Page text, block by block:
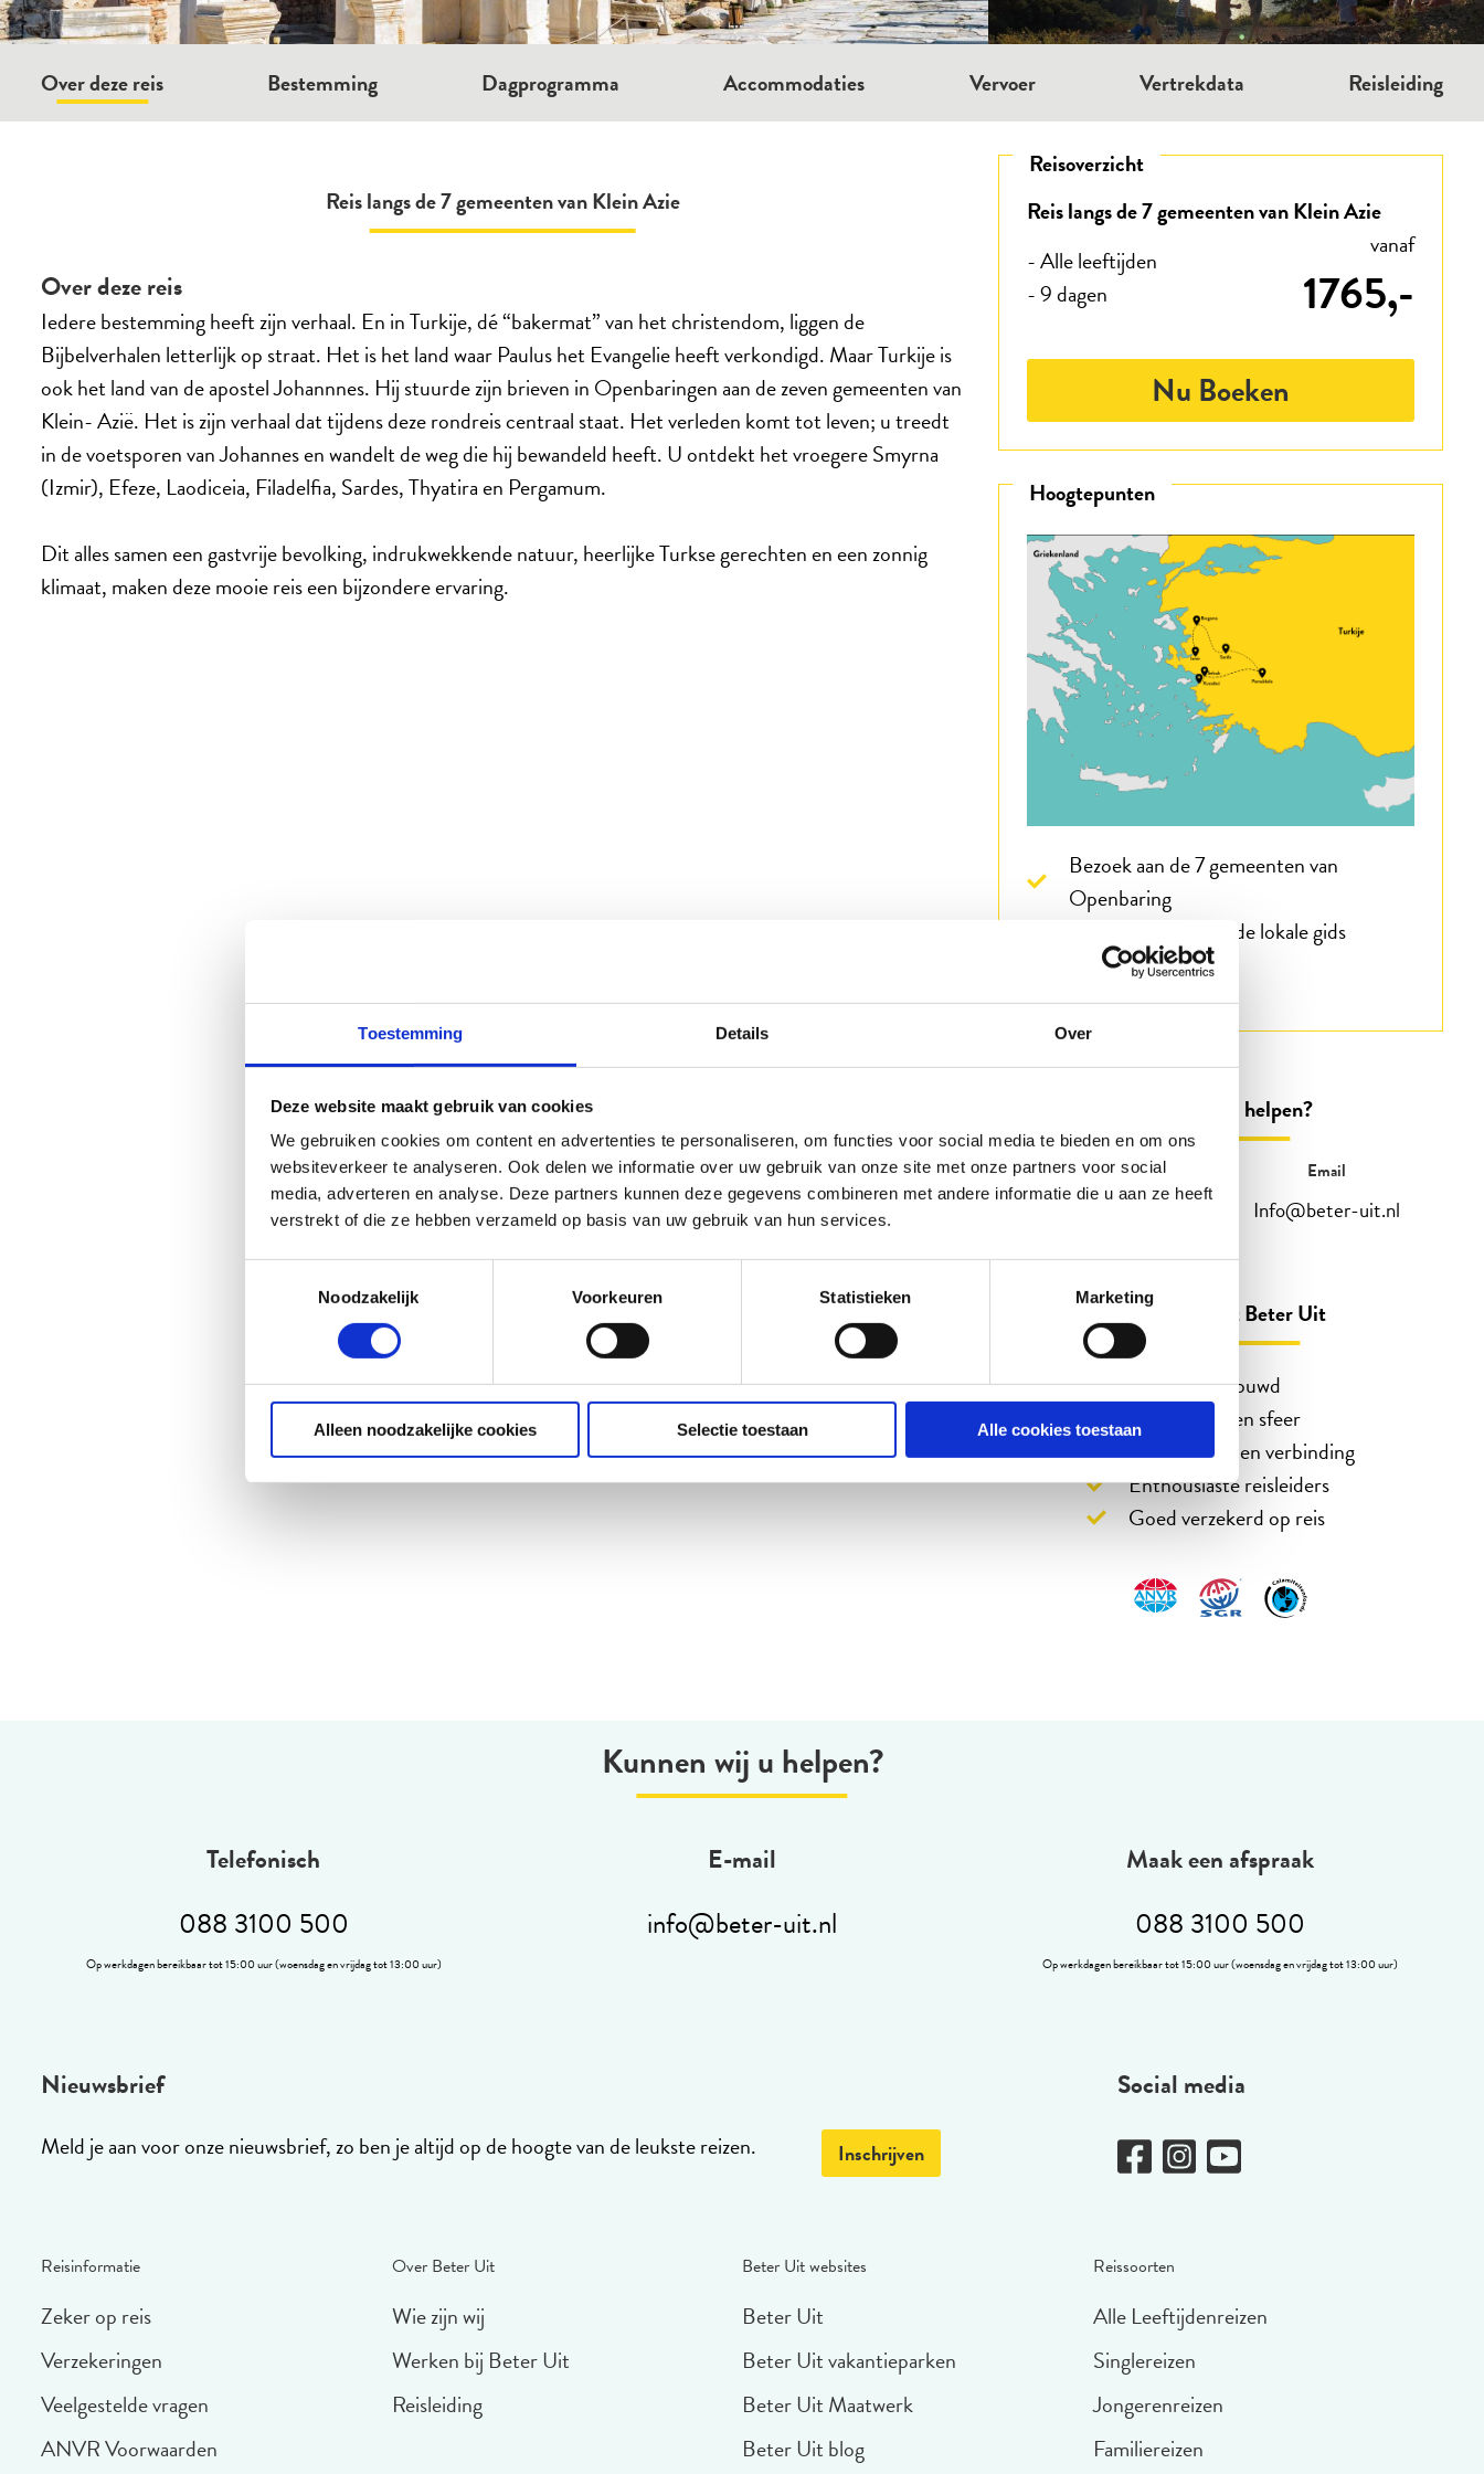
Toestemming Details Over
Deze website maakt gebruik van cookies
We gebruiken cookies om content en advertenties te personaliseren, om functies voor social media te bieden en om ons
websiteverkeer te analyseren. Ook delen we informatie over uw gebruik van onze site met onze partners voor social
media, adverteren en analyse. Deze partners kunnen deze gegevens combineren met andere informatie die u aan ze heeft
verstrekt of die ze hebben verzameld op basis van uw gebruik van hun services.
Noodzakelijk
Voorkeuren Statistieken Marketing
Alleen noodzakelijke cookies Selectie toestaan Alle cookies toestaan
Over deze reis Bestemming Dagprogramma Accommodaties Vervoer Vertrekdata Reisleiding
Reis langs de 7 gemeenten van Klein Azie
Over deze reis
Iedere bestemming heeft zijn verhaal. En in Turkije, dé “bakermat” van het christendom, liggen de
Bijbelverhalen letterlijk op straat. Het is het land waar Paulus het Evangelie heeft verkondigd. Maar Turkije is
ook het land van de apostel Johannnes. Hij stuurde zijn brieven in Openbaringen aan de zeven gemeenten van
Klein- Azië. Het is zijn verhaal dat tijdens deze rondreis centraal staat. Het verleden komt tot leven; u treedt
in de voetsporen van Johannes en wandelt de weg die hij bewandeld heeft. U ontdekt het vroegere Smyrna
(Izmir), Efeze, Laodiceia, Filadelfia, Sardes, Thyatira en Pergamum.
Dit alles samen een gastvrije bevolking, indrukwekkende natuur, heerlijke Turkse gerechten en een zonnig
klimaat, maken deze mooie reis een bijzondere ervaring.
Reisoverzicht
Reis langs de 7 gemeenten van Klein Azie
- Alle leeftijden
- 9 dagen
vanaf
1765,-
Nu Boeken
Hoogtepunten
Bezoek aan de 7 gemeenten van
Openbaring
Nederlandssprekende lokale gids
Prachtige hotels
Kunnen wij u helpen?
Telefonisch
088 3100 500
(woensdag en vrijdag tot 13:00)
Email
Info@beter-uit.nl
Zo bent u echt Beter Uit
45 jaar vertrouwd
Reizen in eigen sfeer
Ontmoeting en verbinding
Enthousiaste reisleiders
Goed verzekerd op reis
Kunnen wij u helpen?
Telefonisch
088 3100 500
Op werkdagen bereikbaar tot 15:00 uur (woensdag en vrijdag tot 13:00 uur)
E-mail
info@beter-uit.nl
Maak een afspraak
088 3100 500
Op werkdagen bereikbaar tot 15:00 uur (woensdag en vrijdag tot 13:00 uur)
Nieuwsbrief
Meld je aan voor onze nieuwsbrief, zo ben je altijd op de hoogte van de leukste reizen. Inschrijven
Social media
Reisinformatie
Zeker op reis
Verzekeringen
Veelgestelde vragen
ANVR Voorwaarden
Over Beter Uit
Wie zijn wij
Werken bij Beter Uit
Reisleiding
Beter Uit websites
Beter Uit
Beter Uit vakantieparken
Beter Uit Maatwerk
Beter Uit blog
Reissoorten
Alle Leeftijdenreizen
Singlereizen
Jongerenreizen
Familiereizen